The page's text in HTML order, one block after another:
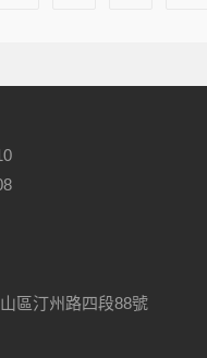
區汀州路四段88號